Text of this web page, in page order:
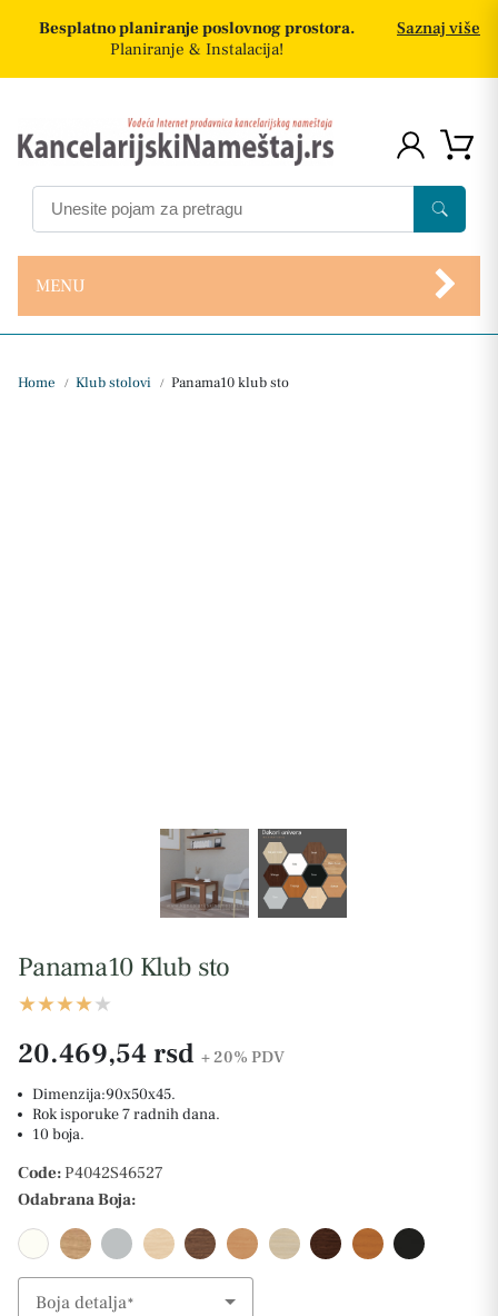
Besplatno planiranje poslovnog prostora.
Planiranje & Instalacija!
Saznaj više
MENU
Home / Klub stolovi / Panama10 klub sto
Panama10 Klub sto
20.469,54 rsd + 20% PDV
Dimenzija:90x50x45.
Rok isporuke 7 radnih dana.
10 boja.
Code: P4042S46527
Odabrana Boja:
Boja detalja
Select Option